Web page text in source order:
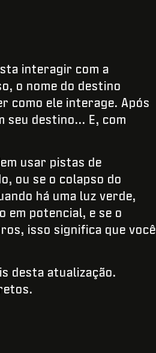
interagir com a
o nome do destino
como ele interage. Após
seu destino... E, com
usar pistas de
ou se o colapso do
há uma luz verde,
em potencial, e se o
isso significa que você
desta atualização.